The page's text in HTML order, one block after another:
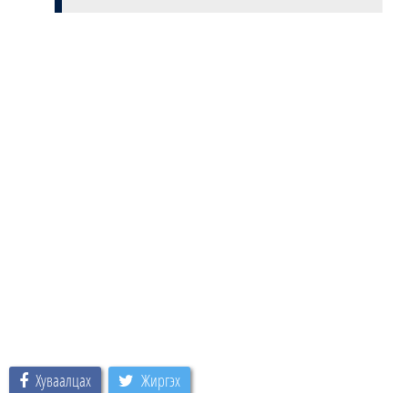
Хуваалцах Жиргэх